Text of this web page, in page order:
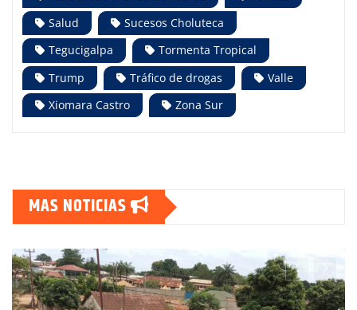
Salud
Sucesos Choluteca
Tegucigalpa
Tormenta Tropical
Trump
Tráfico de drogas
Valle
Xiomara Castro
Zona Sur
MAS NOTICIAS